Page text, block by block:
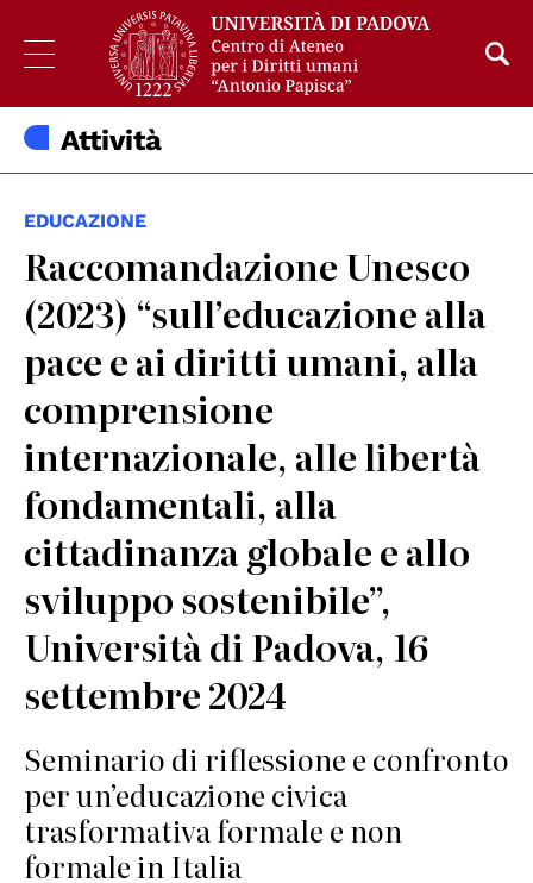
Attività
EDUCAZIONE
Raccomandazione Unesco
(2023) “sull’educazione alla
pace e ai diritti umani, alla
comprensione
internazionale, alle libertà
fondamentali, alla
cittadinanza globale e allo
sviluppo sostenibile”,
Università di Padova, 16
settembre 2024
Seminario di riflessione e confronto
per un’educazione civica
trasformativa formale e non
formale in Italia